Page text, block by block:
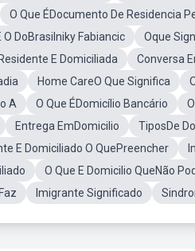
O Que ÉDocumento De Residencia
DoBrasilniky Fabiancic
Oque
E Domiciliada
Conversa
Home CareO Que Significa
A
O Que ÉDomicílio Bancário
Entrega EmDomicilio TiposDe
E Domiciliado O QuePreencher
O Que E Domicilio QueNão
Imigrante Significado